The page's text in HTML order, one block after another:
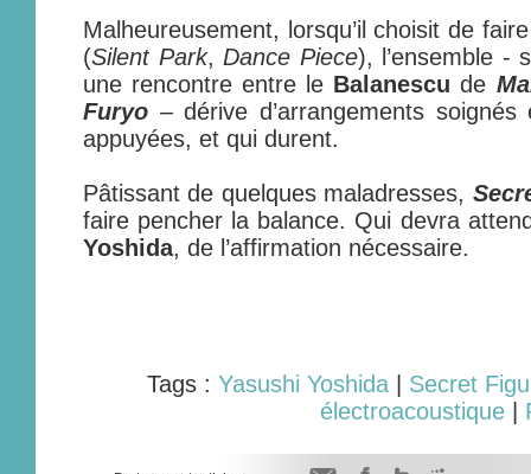
Malheureusement, lorsqu’il choisit de
(Silent Park, Dance Piece), l’ensemble -
une rencontre entre le Balanescu de
Furyo – dérive d’arrangements
appuyées, et qui durent.
Pâtissant de quelques maladresses,
faire pencher la balance. Qui devra
Yoshida, de l’affirmation nécessaire.
Tags : Yasushi Yoshida| Secret
électroacoustique